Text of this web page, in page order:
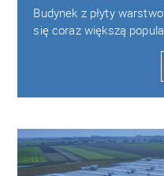
Budynek z płyty
się coraz większą